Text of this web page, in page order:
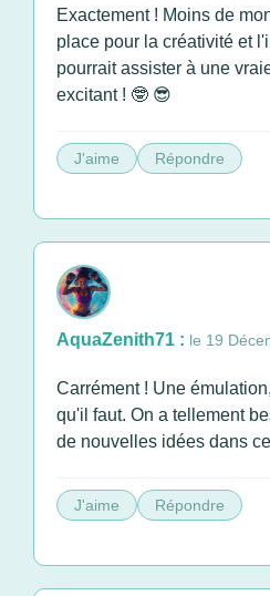
Exactement ! Moins de
place pour la créativité et
pourrait assister à une
excitant ! 🤓 😎
J'aime Répondre
AquaZenith71 : le 19
Carrément ! Une
qu'il faut. On a tellement
de nouvelles idées dans
J'aime Répondre